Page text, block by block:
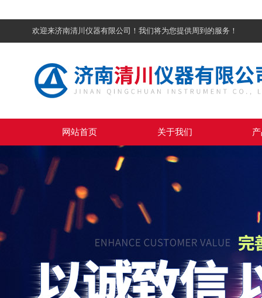
欢迎来济南清川仪器有限公司！我们将为您提供周到的服务！
网站首页 关于我们